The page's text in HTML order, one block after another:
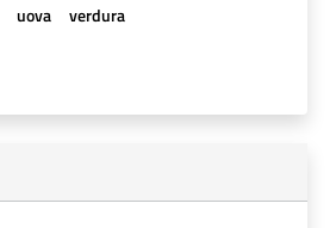
uova verdura